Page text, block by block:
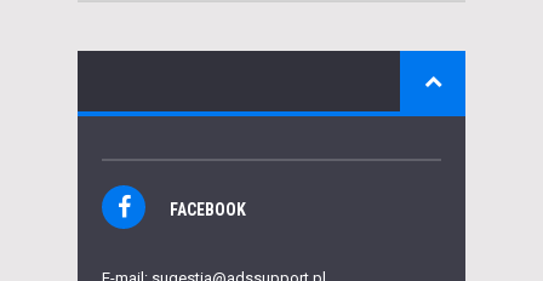
FACEBOOK